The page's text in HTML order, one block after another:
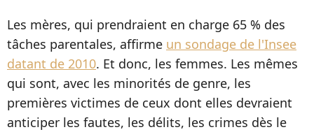
Les mères, qui prendraient en charge 65 % des
tâches parentales, affirme un sondage de l'Insee
datant de 2010. Et donc, les femmes. Les mêmes
qui sont, avec les minorités de genre, les
premières victimes de ceux dont elles devraient
anticiper les fautes, les délits, les crimes dès le